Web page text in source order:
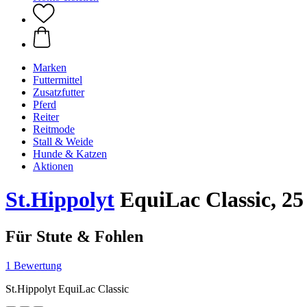
Marken
Futtermittel
Zusatzfutter
Pferd
Reiter
Reitmode
Stall & Weide
Hunde & Katzen
Aktionen
St.Hippolyt EquiLac Classic,
Für Stute & Fohlen
1 Bewertung
St.Hippolyt EquiLac Classic